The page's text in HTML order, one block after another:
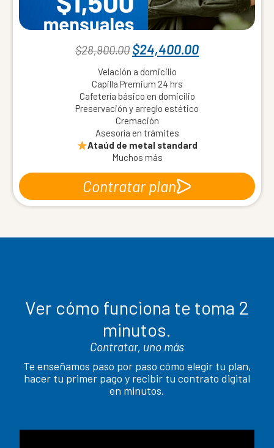
$28,900.00 $24,400.00
Velación a domicilio
Capilla Premium 24 hrs
Cafetería básico en domicilio
Preservación y arreglo estético
Cremación
Asesoría en trámites
Ataúd de metal standard
Muchos más
Contratar plan
Ver cómo funciona te toma 2
minutos.
Contratar, uno más
Te enseñamos paso por paso cómo elegir tu plan,
hacer tu primer pago y recibir tu contrato digital
en minutos.